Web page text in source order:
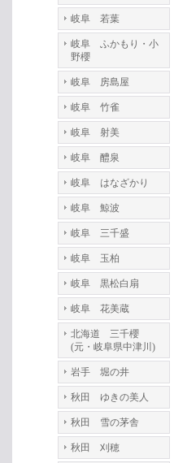
岐阜 若葉
岐阜 ふかもり・小
野櫻
岐阜 房島屋
岐阜 竹雀
岐阜 射美
岐阜 醴泉
岐阜 はなざかり
岐阜 鯨波
岐阜 三千盛
岐阜 玉柏
岐阜 黒松白扇
岐阜 花美蔵
北海道 三千櫻
(元・岐阜県中津川)
岩手 堀の井
秋田 ゆきの美人
秋田 雪の茅舎
秋田 刈穂